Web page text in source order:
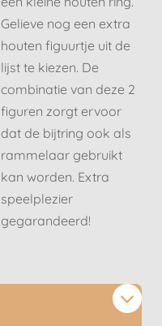
Gelieve nog een extra
houten figuurtje uit de
lijst te kiezen. De
combinatie van deze 2
figuren zorgt ervoor
dat de bijtring ook als
rammelaar gebruikt
kan worden. Extra
speelplezier
gegarandeerd!